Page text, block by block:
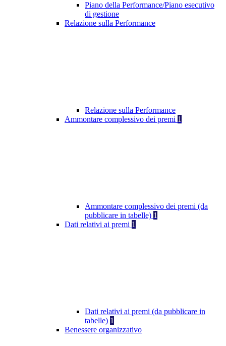
Piano della Performance/Piano esecutivo
di gestione
Relazione sulla Performance
Relazione sulla Performance
Ammontare complessivo dei premi 1
Ammontare complessivo dei premi (da
pubblicare in tabelle) 1
Dati relativi ai premi 1
Dati relativi ai premi (da pubblicare in
tabelle) 1
Benessere organizzativo